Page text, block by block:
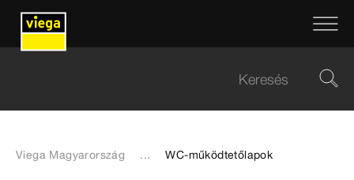
Viega Magyarország ... WC-működtetőlapok